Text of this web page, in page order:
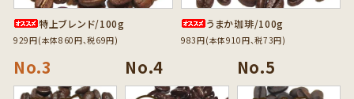
特上ブレンド/100g
929円(本体860円、税69円)
うまか珈琲/100g
983円(本体910円、税73円)